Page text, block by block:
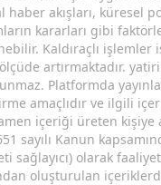
haber akışları, küresel
kararları gibi
Kaldıraçlı işlemler
artırmaktadır.
Platformda
amaçlıdır ve ilgili
içeriği üreten kişiye
sayılı Kanun
sağlayıcı) olarak
oluşturulan